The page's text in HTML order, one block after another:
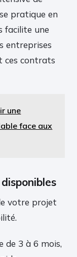
pratique en
facilite une
entreprises
ces contrats
une
face aux
votre projet
de 3 à 6 mois,